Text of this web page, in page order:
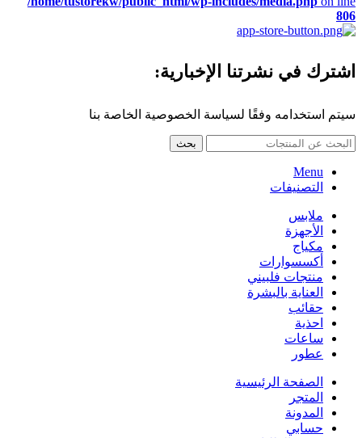
806
اشترك في نشرتنا الإخبارية:
سيتم استخدامه وفقًا لسياسة الخصوصية الخاصة بنا
بحث
Menu
التصنيفات
ملابس
الأجهزة
مكياج
أكسسوارات
منتجات فلبيني
العناية بالبشرة
حقائب
احذية
ساعات
عطور
الصفحة الرئيسية
المتجر
المدونة
حسابي